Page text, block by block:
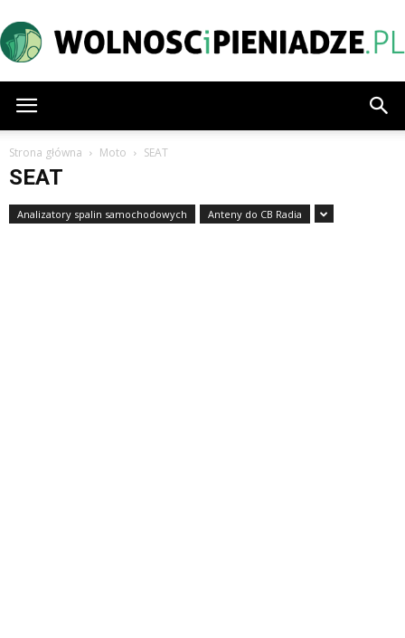
Strona główna Moto SEAT
SEAT
Analizatory spalin samochodowych Anteny do CB Radia